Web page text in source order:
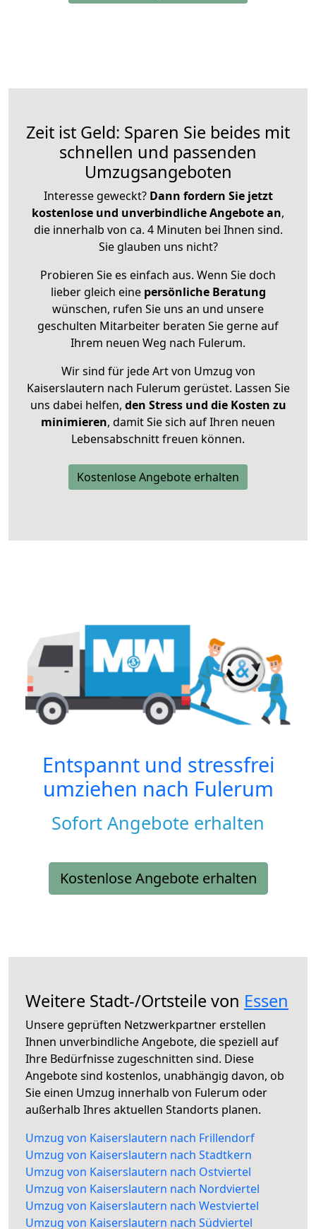
Zeit ist Geld: Sparen Sie beides mit
schnellen und passenden
Umzugsangeboten
Interesse geweckt? Dann fordern Sie jetzt
kostenlose und unverbindliche Angebote an,
die innerhalb von ca. 4 Minuten bei Ihnen sind.
Sie glauben uns nicht?
Probieren Sie es einfach aus. Wenn Sie doch
lieber gleich eine persönliche Beratung
wünschen, rufen Sie uns an und unsere
geschulten Mitarbeiter beraten Sie gerne auf
Ihrem neuen Weg nach Fulerum.
Wir sind für jede Art von Umzug von
Kaiserslautern nach Fulerum gerüstet. Lassen Sie
uns dabei helfen, den Stress und die Kosten zu
minimieren, damit Sie sich auf Ihren neuen
Lebensabschnitt freuen können.
Kostenlose Angebote erhalten
Entspannt und stressfrei
umziehen nach Fulerum
Sofort Angebote erhalten
Kostenlose Angebote erhalten
Weitere Stadt-/Ortsteile von Essen
Unsere geprüften Netzwerkpartner erstellen
Ihnen unverbindliche Angebote, die speziell auf
Ihre Bedürfnisse zugeschnitten sind. Diese
Angebote sind kostenlos, unabhängig davon, ob
Sie einen Umzug innerhalb von Fulerum oder
außerhalb Ihres aktuellen Standorts planen.
Umzug von Kaiserslautern nach Frillendorf
Umzug von Kaiserslautern nach Stadtkern
Umzug von Kaiserslautern nach Ostviertel
Umzug von Kaiserslautern nach Nordviertel
Umzug von Kaiserslautern nach Westviertel
Umzug von Kaiserslautern nach Südviertel